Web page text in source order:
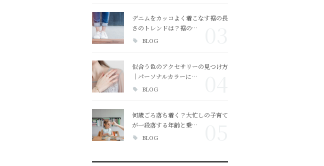
デニムをカッコよく着こなす裾の長
さのトレンドは？裾の…
BLOG
似合う色のアクセサリーの見つけ方
｜パーソナルカラーに…
BLOG
何歳ごろ落ち着く？大忙しの子育て
が一段落する年齢と乗…
BLOG